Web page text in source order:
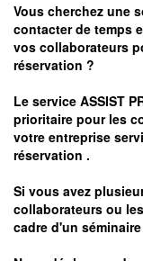
Vous cherchez une
contacter de temps
vos collaborateurs
réservation ?
Le service ASSIST
prioritaire pour les
votre entreprise
réservation .
Si vous avez
collaborateurs ou
cadre d'un